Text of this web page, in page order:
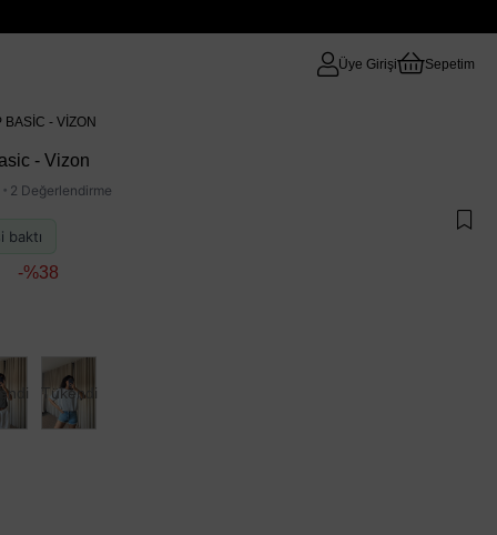
Üye Girişi Sepetim
BASIC - VIZON
- Vizon
· 2 Değerlendirme
baktı
38
Tükendi